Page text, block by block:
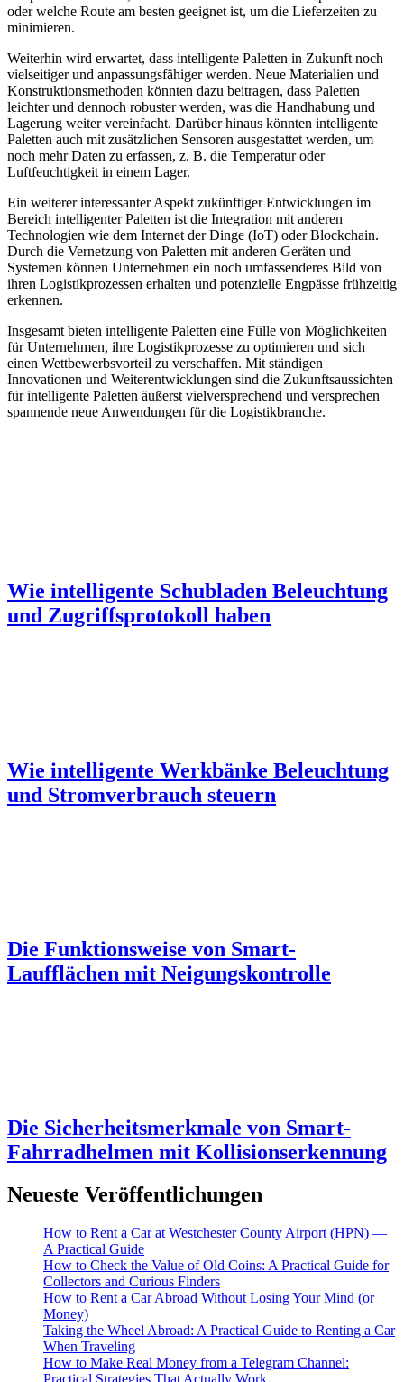
oder welche Route am besten geeignet ist, um die Lieferzeiten zu
minimieren.
Weiterhin wird erwartet, dass intelligente Paletten in Zukunft noch
vielseitiger und anpassungsfähiger werden. Neue Materialien und
Konstruktionsmethoden könnten dazu beitragen, dass Paletten
leichter und dennoch robuster werden, was die Handhabung und
Lagerung weiter vereinfacht. Darüber hinaus könnten intelligente
Paletten auch mit zusätzlichen Sensoren ausgestattet werden, um
noch mehr Daten zu erfassen, z. B. die Temperatur oder
Luftfeuchtigkeit in einem Lager.
Ein weiterer interessanter Aspekt zukünftiger Entwicklungen im
Bereich intelligenter Paletten ist die Integration mit anderen
Technologien wie dem Internet der Dinge (IoT) oder Blockchain.
Durch die Vernetzung von Paletten mit anderen Geräten und
Systemen können Unternehmen ein noch umfassenderes Bild von
ihren Logistikprozessen erhalten und potenzielle Engpässe frühzeitig
erkennen.
Insgesamt bieten intelligente Paletten eine Fülle von Möglichkeiten
für Unternehmen, ihre Logistikprozesse zu optimieren und sich
einen Wettbewerbsvorteil zu verschaffen. Mit ständigen
Innovationen und Weiterentwicklungen sind die Zukunftsaussichten
für intelligente Paletten äußerst vielversprechend und versprechen
spannende neue Anwendungen für die Logistikbranche.
Wie intelligente Schubladen Beleuchtung
und Zugriffsprotokoll haben
Wie intelligente Werkbänke Beleuchtung
und Stromverbrauch steuern
Die Funktionsweise von Smart-
Laufflächen mit Neigungskontrolle
Die Sicherheitsmerkmale von Smart-
Fahrradhelmen mit Kollisionserkennung
Neueste Veröffentlichungen
How to Rent a Car at Westchester County Airport (HPN) —
A Practical Guide
How to Check the Value of Old Coins: A Practical Guide for
Collectors and Curious Finders
How to Rent a Car Abroad Without Losing Your Mind (or
Money)
Taking the Wheel Abroad: A Practical Guide to Renting a Car
When Traveling
How to Make Real Money from a Telegram Channel:
Practical Strategies That Actually Work